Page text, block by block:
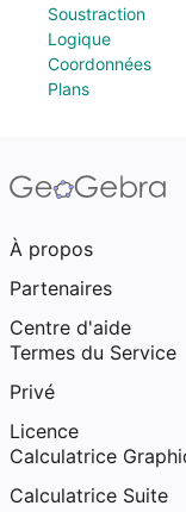
Soustraction
Logique
Coordonnées
Plans
À propos
Partenaires
Centre d'aide
Termes du Service
Privé
Licence
Calculatrice
Calculatrice Suite